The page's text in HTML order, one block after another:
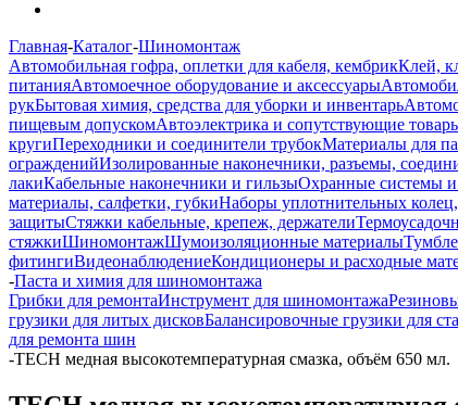
Главная-Каталог-Шиномонтаж
Автомобильная гофра, оплетки для кабеля, кембрикКлей,
питанияАвтомоечное оборудование и аксессуары
рукБытовая химия, средства для уборки и инвентарь
пищевым допускомАвтоэлектрика и сопутствующие
кругиПереходники и соединители трубокМатериалы для
огражденийИзолированные наконечники, разъемы,
лакиКабельные наконечники и гильзыОхранные системы и
материалы, салфетки, губкиНаборы уплотнительных
защитыСтяжки кабельные, крепеж, держатели
стяжкиШиномонтажШумоизоляционные материалы
фитингиВидеонаблюдениеКондиционеры и расходные
-Паста и химия для шиномонтажа
Грибки для ремонтаИнструмент для шиномонтажа
грузики для литых дисковБалансировочные грузики для
для ремонта шин
-TECH медная высокотемпературная смазка, объём 650 мл.